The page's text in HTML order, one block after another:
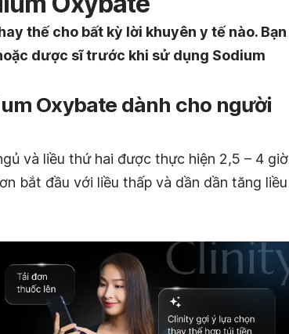
thế cho bất kỳ lời khuyên y tế nào. Bạn
dược sĩ trước khi sử dụng Sodium
Oxybate dành cho người
và liều thứ hai được thực hiện 2,5 – 4 giờ
bắt đầu với liều thấp và dần dần tăng liều